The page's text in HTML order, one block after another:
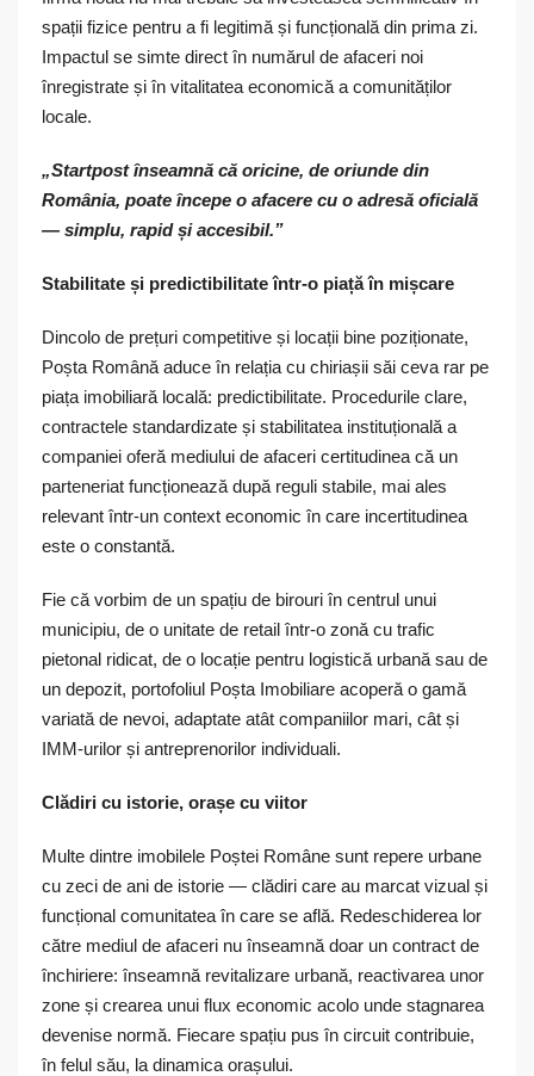
spații fizice pentru a fi legitimă și funcțională din prima zi.
Impactul se simte direct în numărul de afaceri noi
înregistrate și în vitalitatea economică a comunităților
locale.
„Startpost înseamnă că oricine, de oriunde din
România, poate începe o afacere cu o adresă oficială
— simplu, rapid și accesibil.”
Stabilitate și predictibilitate într-o piață în mișcare
Dincolo de prețuri competitive și locații bine poziționate,
Poșta Română aduce în relația cu chiriașii săi ceva rar pe
piața imobiliară locală: predictibilitate. Procedurile clare,
contractele standardizate și stabilitatea instituțională a
companiei oferă mediului de afaceri certitudinea că un
parteneriat funcționează după reguli stabile, mai ales
relevant într-un context economic în care incertitudinea
este o constantă.
Fie că vorbim de un spațiu de birouri în centrul unui
municipiu, de o unitate de retail într-o zonă cu trafic
pietonal ridicat, de o locație pentru logistică urbană sau de
un depozit, portofoliul Poșta Imobiliare acoperă o gamă
variată de nevoi, adaptate atât companiilor mari, cât și
IMM-urilor și antreprenorilor individuali.
Clădiri cu istorie, orașe cu viitor
Multe dintre imobilele Poștei Române sunt repere urbane
cu zeci de ani de istorie — clădiri care au marcat vizual și
funcțional comunitatea în care se află. Redeschiderea lor
către mediul de afaceri nu înseamnă doar un contract de
închiriere: înseamnă revitalizare urbană, reactivarea unor
zone și crearea unui flux economic acolo unde stagnarea
devenise normă. Fiecare spațiu pus în circuit contribuie,
în felul său, la dinamica orașului.